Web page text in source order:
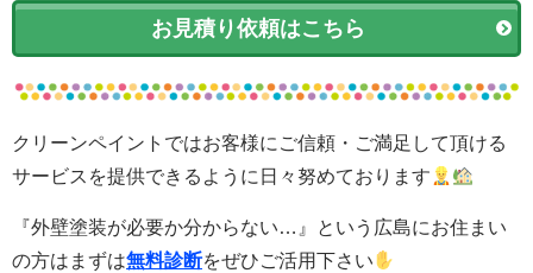
お見積り依頼はこちら
クリーンペイントではお客様にご信頼・ご満足して頂ける
サービスを提供できるように日々努めております
『外壁塗装が必要か分からない…』という広島にお住まい
の方はまずは無料診断をぜひご活用下さい